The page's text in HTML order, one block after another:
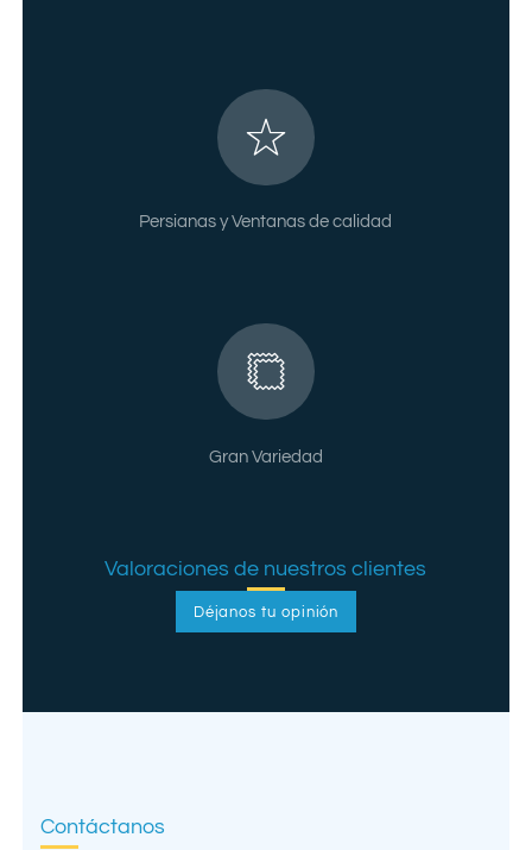
Persianas y Ventanas de calidad
Gran Variedad
Valoraciones de nuestros clientes
Déjanos tu opinión
Contáctanos